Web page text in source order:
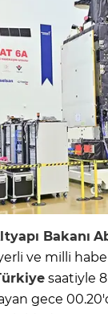
Bakanı
ve milli
saatiyle
gece